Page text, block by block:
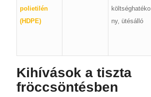
polietilén
(HDPE)
költséghatéko
ny, ütésálló
Kihívások a tiszta
fröccsöntésben